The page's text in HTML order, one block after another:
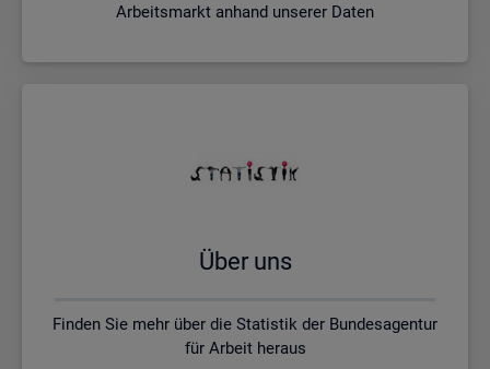
Arbeitsmarkt anhand unserer Daten
Über uns
Finden Sie mehr über die Statistik der Bundesagentur
für Arbeit heraus